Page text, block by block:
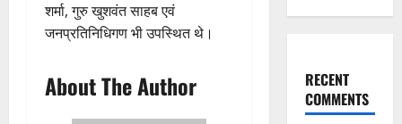
शर्मा, गुरु खुशवंत साहब एवं
जनप्रतिनिधिगण भी उपस्थित थे।
About The Author
RECENT
COMMENTS